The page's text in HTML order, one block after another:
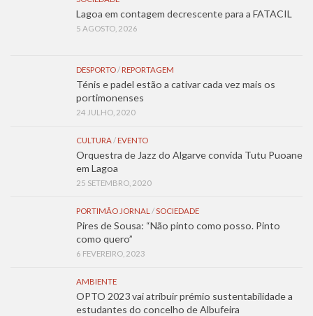
Lagoa em contagem decrescente para a FATACIL
5 AGOSTO, 2026
DESPORTO/ REPORTAGEM
Ténis e padel estão a cativar cada vez mais os
portimonenses
24 JULHO, 2020
CULTURA/ EVENTO
Orquestra de Jazz do Algarve convida Tutu Puoane
em Lagoa
25 SETEMBRO, 2020
PORTIMÃO JORNAL /SOCIEDADE
Pires de Sousa: “Não pinto como posso. Pinto
como quero”
6 FEVEREIRO, 2023
AMBIENTE
OPTO 2023 vai atribuir prémio sustentabilidade a
estudantes do concelho de Albufeira